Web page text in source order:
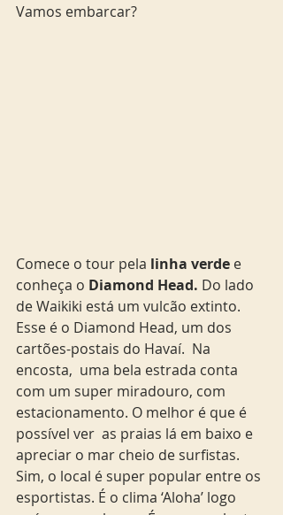
Vamos embarcar?
Comece o tour pela linha verde e
conheça o Diamond Head. Do lado
de Waikiki está um vulcão extinto.
Esse é o Diamond Head, um dos
cartões-postais do Havaí.  Na
encosta,  uma bela estrada conta
com um super miradouro, com
estacionamento. O melhor é que é
possível ver  as praias lá em baixo e
apreciar o mar cheio de surfistas.
Sim, o local é super popular entre os
esportistas. É o clima ‘Aloha’ logo